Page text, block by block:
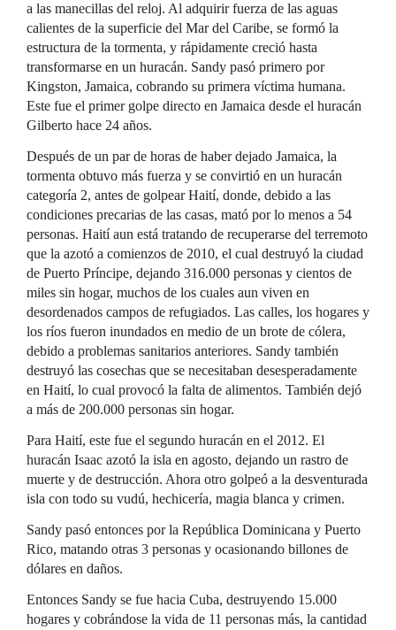
a las manecillas del reloj. Al adquirir fuerza de las aguas
calientes de la superficie del Mar del Caribe, se formó la
estructura de la tormenta, y rápidamente creció hasta
transformarse en un huracán. Sandy pasó primero por
Kingston, Jamaica, cobrando su primera víctima humana.
Este fue el primer golpe directo en Jamaica desde el huracán
Gilberto hace 24 años.
Después de un par de horas de haber dejado Jamaica, la
tormenta obtuvo más fuerza y se convirtió en un huracán
categoría 2, antes de golpear Haití, donde, debido a las
condiciones precarias de las casas, mató por lo menos a 54
personas. Haití aun está tratando de recuperarse del terremoto
que la azotó a comienzos de 2010, el cual destruyó la ciudad
de Puerto Príncipe, dejando 316.000 personas y cientos de
miles sin hogar, muchos de los cuales aun viven en
desordenados campos de refugiados. Las calles, los hogares y
los ríos fueron inundados en medio de un brote de cólera,
debido a problemas sanitarios anteriores. Sandy también
destruyó las cosechas que se necesitaban desesperadamente
en Haití, lo cual provocó la falta de alimentos. También dejó
a más de 200.000 personas sin hogar.
Para Haití, este fue el segundo huracán en el 2012. El
huracán Isaac azotó la isla en agosto, dejando un rastro de
muerte y de destrucción. Ahora otro golpeó a la desventurada
isla con todo su vudú, hechicería, magia blanca y crimen.
Sandy pasó entonces por la República Dominicana y Puerto
Rico, matando otras 3 personas y ocasionando billones de
dólares en daños.
Entonces Sandy se fue hacia Cuba, destruyendo 15.000
hogares y cobrándose la vida de 11 personas más, la cantidad